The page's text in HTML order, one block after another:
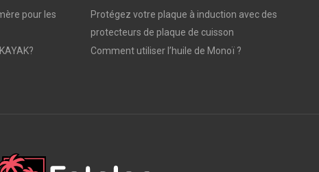
pour les
Protégez votre plaque à induction avec des
protecteurs de plaque de cuisson
Comment utiliser l’huile de Monoï ?